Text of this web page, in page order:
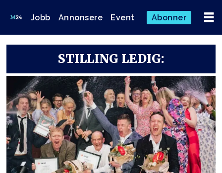
Jobb Annonsere Event Abonner
STILLING LEDIG: